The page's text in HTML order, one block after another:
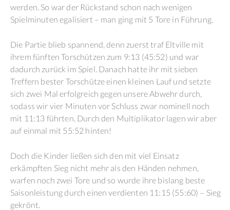
werden. So war der Rückstand schon nach wenigen
Spielminuten egalisiert – man ging mit 5 Tore in Führung.
Die Partie blieb spannend, denn zuerst traf Eltville mit
ihrem fünften Torschützen zum 9:13 (45:52) und war
dadurch zurück im Spiel. Danach hatte ihr mit sieben
Treffern bester Torschütze einen kleinen Lauf und setzte
sich zwei Mal erfolgreich gegen unsere Abwehr durch,
sodass wir vier Minuten vor Schluss zwar nominell noch
mit 11:13 führten. Durch den Multiplikator lagen wir aber
auf einmal mit 55:52 hinten!
Doch die Kinder ließen sich den mit viel Einsatz
erkämpften Sieg nicht mehr als den Händen nehmen,
warfen noch zwei Tore und so wurde ihre bislang beste
Saisonleistung durch einen verdienten 11:15 (55:60) – Sieg
gekrönt.